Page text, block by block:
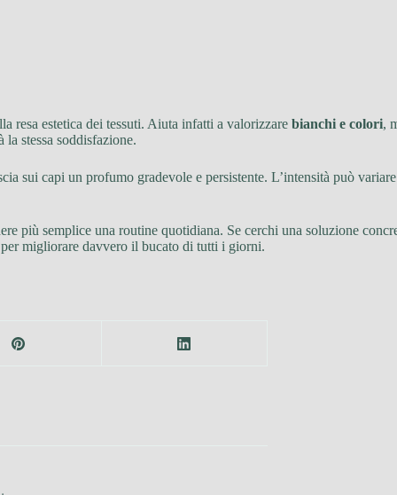
resa estetica dei tessuti. Aiuta infatti a valorizzare bianchi e colori,
stessa soddisfazione.
sui capi un profumo gradevole e persistente. L’intensità può
più semplice una routine quotidiana. Se cerchi una soluzione
migliorare davvero il bucato di tutti i giorni.